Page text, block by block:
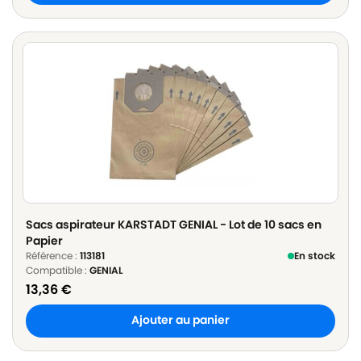
Sacs aspirateur KARSTADT GENIAL - Lot de 10 sacs en
Papier
Référence : 113181
En stock
Compatible : GENIAL
13,36€
Ajouter au panier